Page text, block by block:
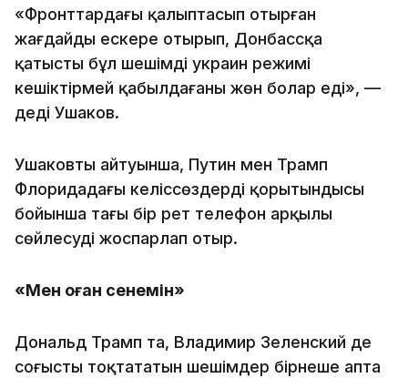
«Фронттардағы қалыптасып отырған
жағдайды ескере отырып, Донбассқа
қатысты бұл шешімді украин режимі
кешіктірмей қабылдағаны жөн болар еді», —
деді Ушаков.
Ушаковтың айтуынша, Путин мен Трамп
Флоридадағы келіссөздердің қорытындысы
бойынша тағы бір рет телефон арқылы
сөйлесуді жоспарлап отыр.
«Мен оған сенемін»
Дональд Трамп та, Владимир Зеленский де
соғысты тоқтататын шешімдер бірнеше апта